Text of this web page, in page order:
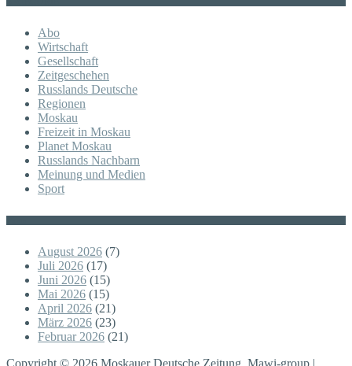
Abo
Wirtschaft
Gesellschaft
Zeitgeschehen
Russlands Deutsche
Regionen
Moskau
Freizeit in Moskau
Planet Moskau
Russlands Nachbarn
Meinung und Medien
Sport
August 2026 (7)
Juli 2026 (17)
Juni 2026 (15)
Mai 2026 (15)
April 2026 (21)
März 2026 (23)
Februar 2026 (21)
Copyright © 2026 Moskauer Deutsche Zeitung. Mawi-group |